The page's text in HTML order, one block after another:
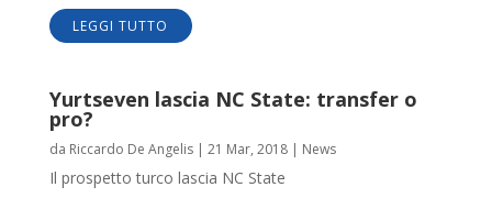
LEGGI TUTTO
Yurtseven lascia NC State: transfer o
pro?
da Riccardo De Angelis| 21 Mar, 2018| News
Il prospetto turco lascia NC State